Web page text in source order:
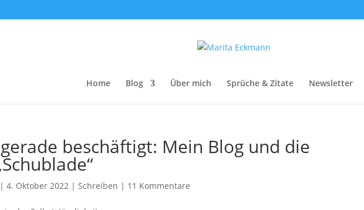
Home Blog Über mich Sprüche & Zitate Newsletter
beschäftigt: Mein Blog und die
|4. Oktober 2022 |Schreiben | 11 Kommentare